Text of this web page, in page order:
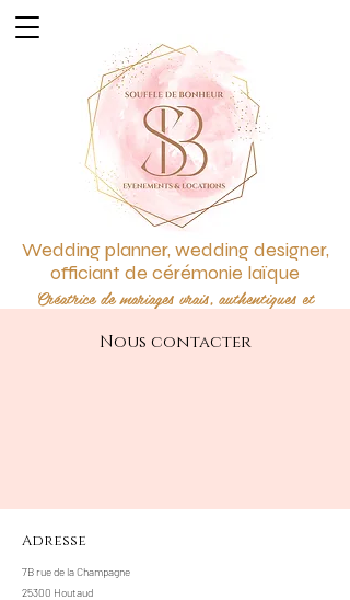
Wedding planner, wedding designer,
officiant de cérémonie laïque
Créatrice de mariages vrais, authentiques et
Créatrice d'émotions
Nous contacter
Adresse
7B rue de la Champagne
25300 Houtaud